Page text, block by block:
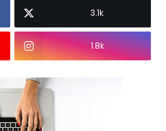
3.1k
1.8k